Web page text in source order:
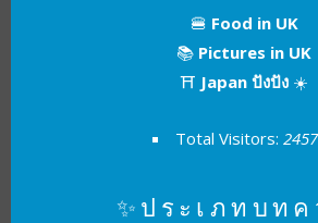
🍔 Food in UK
📚 Pictures in UK
⛩ Japan ปังปัง ☀️
Total Visitors:
✨ประเภทบทค